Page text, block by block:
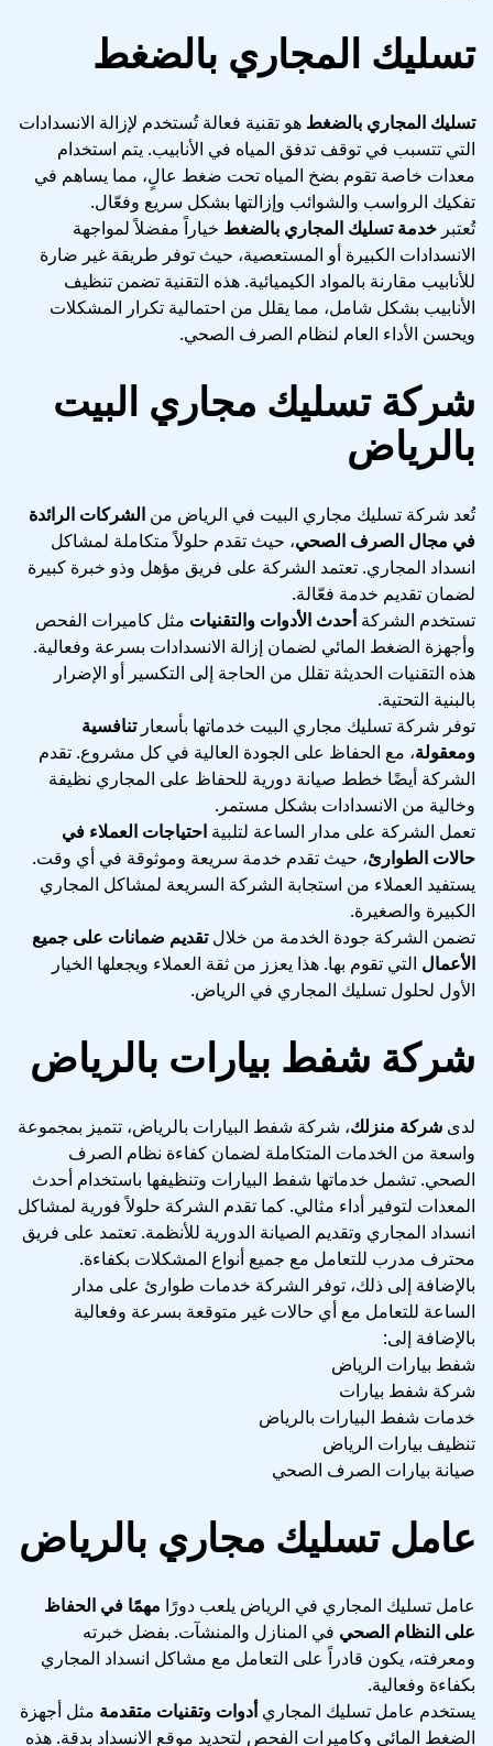
تسليك المجاري بالضغط
تسليك المجاري بالضغط هو تقنية فعالة تُستخدم لإزالة الانسدادات
التي تتسبب في توقف تدفق المياه في الأنابيب. يتم استخدام
معدات خاصة تقوم بضخ المياه تحت ضغط عالٍ، مما يساهم في
تفكيك الرواسب والشوائب وإزالتها بشكل سريع وفعّال.
تُعتبر خدمة تسليك المجاري بالضغط خياراً مفضلاً لمواجهة
الانسدادات الكبيرة أو المستعصية، حيث توفر طريقة غير ضارة
للأنابيب مقارنة بالمواد الكيميائية. هذه التقنية تضمن تنظيف
الأنابيب بشكل شامل، مما يقلل من احتمالية تكرار المشكلات
ويحسن الأداء العام لنظام الصرف الصحي.
شركة تسليك مجاري البيت
بالرياض
تُعد شركة تسليك مجاري البيت في الرياض من الشركات الرائدة
في مجال الصرف الصحي، حيث تقدم حلولاً متكاملة لمشاكل
انسداد المجاري. تعتمد الشركة على فريق مؤهل وذو خبرة كبيرة
لضمان تقديم خدمة فعّالة.
تستخدم الشركةأحدث الأدوات والتقنيات مثل كاميرات الفحص
وأجهزة الضغط المائي لضمان إزالة الانسدادات بسرعة وفعالية.
هذه التقنيات الحديثة تقلل من الحاجة إلى التكسير أو الإضرار
بالبنية التحتية.
توفر شركة تسليك مجاري البيت خدماتها بأسعارتنافسية
ومعقولة، مع الحفاظ على الجودة العالية في كل مشروع. تقدم
الشركة أيضًا خطط صيانة دورية للحفاظ على المجاري نظيفة
وخالية من الانسدادات بشكل مستمر.
تعمل الشركة على مدار الساعة لتلبية احتياجات العملاء في
حالات الطوارئ، حيث تقدم خدمة سريعة وموثوقة في أي وقت.
يستفيد العملاء من استجابة الشركة السريعة لمشاكل المجاري
الكبيرة والصغيرة.
تضمن الشركة جودة الخدمة من خلالتقديم ضمانات على جميع
الأعمال التي تقوم بها. هذا يعزز من ثقة العملاء ويجعلها الخيار
الأول لحلول تسليك المجاري في الرياض.
شركة شفط بيارات بالرياض
لدى شركة منزلك، شركة شفط البيارات بالرياض، تتميز بمجموعة
واسعة من الخدمات المتكاملة لضمان كفاءة نظام الصرف
الصحي. تشمل خدماتها شفط البيارات وتنظيفها باستخدام أحدث
المعدات لتوفير أداء مثالي. كما تقدم الشركة حلولاً فورية لمشاكل
انسداد المجاري وتقديم الصيانة الدورية للأنظمة. تعتمد على فريق
محترف مدرب للتعامل مع جميع أنواع المشكلات بكفاءة.
بالإضافة إلى ذلك، توفر الشركة خدمات طوارئ على مدار
الساعة للتعامل مع أي حالات غير متوقعة بسرعة وفعالية
بالإضافة إلى:
شفط بيارات الرياض
شركة شفط بيارات
خدمات شفط البيارات بالرياض
تنظيف بيارات الرياض
صيانة بيارات الصرف الصحي
عامل تسليك مجاري بالرياض
عامل تسليك المجاري في الرياض يلعب دورًا مهمًا في الحفاظ
على النظام الصحي في المنازل والمنشآت. بفضل خبرته
ومعرفته، يكون قادراً على التعامل مع مشاكل انسداد المجاري
بكفاءة وفعالية.
يستخدم عامل تسليك المجاريأدوات وتقنيات متقدمة مثل أجهزة
الضغط المائي وكاميرات الفحص لتحديد موقع الانسداد بدقة. هذه